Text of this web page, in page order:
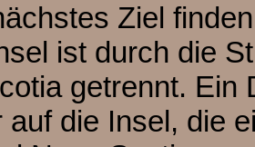
Ziel
ist durch die
getrennt. Ein
auf die Insel, die